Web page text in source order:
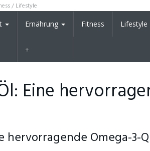
/ Lifestyle
Ernährung Fitness Lifestyle
Eine
hervorragende Omega-3-